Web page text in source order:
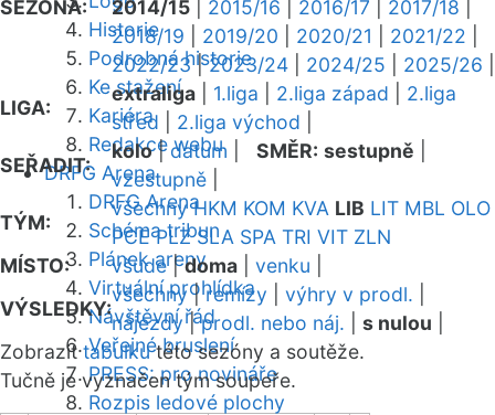
Historie
Podrobná historie
Ke stažení
Kariéra
Redakce webu
DRFG Arena
DRFG Arena
Schéma tribun
Plánek areny
Virtuální prohlídka
Návštěvní řád
Veřejné bruslení
PRESS: pro novináře
Rozpis ledové plochy
SEZONA:
2014/15
2015/16 2016/17 2017/18
2018/19
2019/20 2020/21 2021/22
2022/23|2023/24 2024/25 2025/26
LIGA:
extraliga 1.liga 2.liga západ
2.liga
střed
2.liga východ
SEŘADIT:
kolo|datum SMĚR: sestupně
vzestupně
TÝM:
všechny HKM KOM KVA LIB LIT MBL OLO
PCE PLZ SLA SPA TRI VIT ZLN
MÍSTO:
všude|doma venku
VÝSLEDKY:
všechny|remízy výhry v prodl.
nájezdy|prodl. nebo náj. s nulou
Zobrazittabulkutéto sezóny a soutěže.
Tučně je vyznačen tým soupeře.